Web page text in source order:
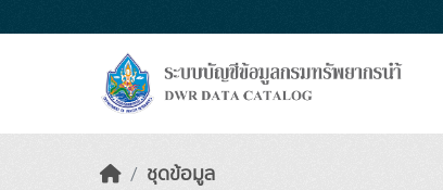
ชุดข้อมูล